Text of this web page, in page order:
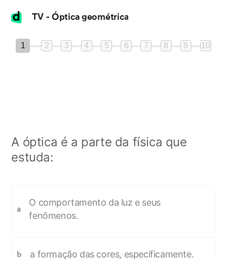
TV - Óptica geométrica
1 2 3 4 5 6 7 8 9 10
A óptica é a parte da física que
estuda:
a
O comportamento da luz e seus
fenômenos.
b a formação das cores, especificamente.